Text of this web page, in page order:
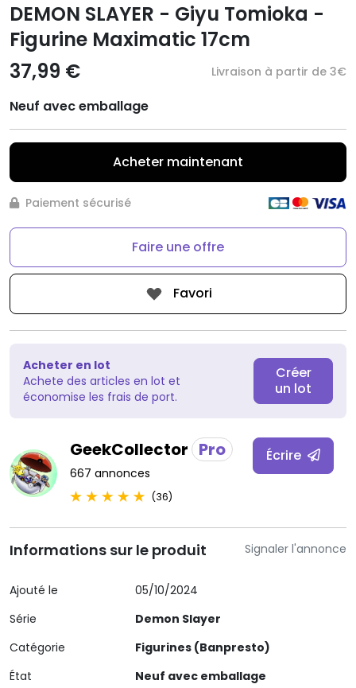
DEMON SLAYER - Giyu Tomioka -
Figurine Maximatic 17cm
37,99 €
Livraison à partir de 3€
Neuf avec emballage
Acheter maintenant
Paiement sécurisé
Faire une offre
Favori
Acheter en lot
Achete des articles en lot et
économise les frais de port.
Créer
un lot
GeekCollector Pro
667 annonces
(36)
Écrire
Signaler l'annonce
Informations sur le produit
Ajouté le
05/10/2024
Série
Demon Slayer
Catégorie
Figurines (Banpresto)
État
Neuf avec emballage